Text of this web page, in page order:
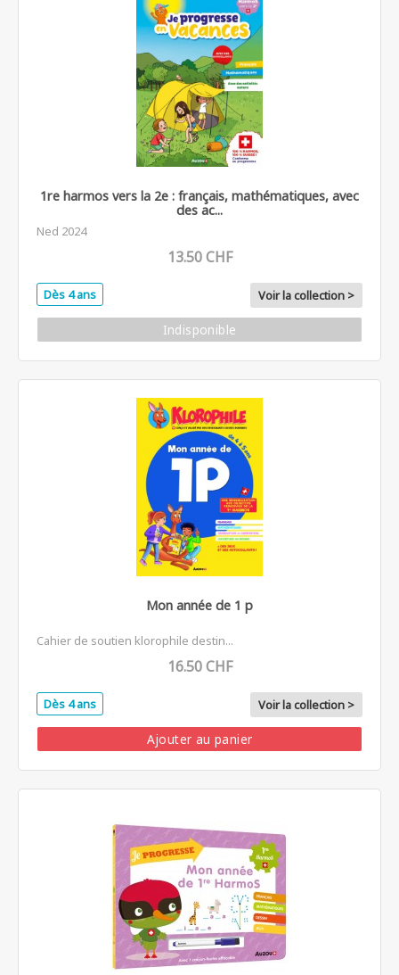
1re harmos vers la 2e : français, mathématiques, avec
des ac...
Ned 2024
13.50 CHF
Dès 4 ans Voir la collection >
Indisponible
Mon année de 1 p
Cahier de soutien klorophile destin...
16.50 CHF
Dès 4 ans Voir la collection >
Ajouter au panier